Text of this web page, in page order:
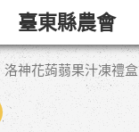
臺東縣農會
洛神花蒟蒻果汁凍禮盒